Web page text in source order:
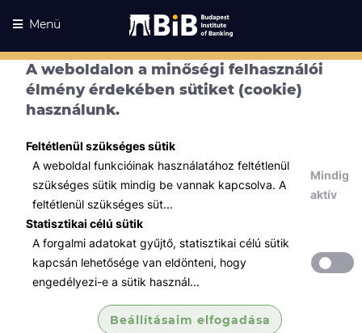
A weboldalon a minőségi felhasználói
élmény érdekében sütiket (cookie)
használunk.
Feltétlenül szükséges sütik
A weboldal funkcióinak használatához feltétlenül
szükséges sütik mindig be vannak kapcsolva. A
feltétlenül szükséges süt...
Mindig
aktív
Statisztikai célú sütik
A forgalmi adatokat gyűjtő, statisztikai célú sütik
kapcsán lehetősége van eldönteni, hogy
engedélyezi-e a sütik használ...
Beállításaim elfogadása
Menü
Kurzusaink
Minden témában